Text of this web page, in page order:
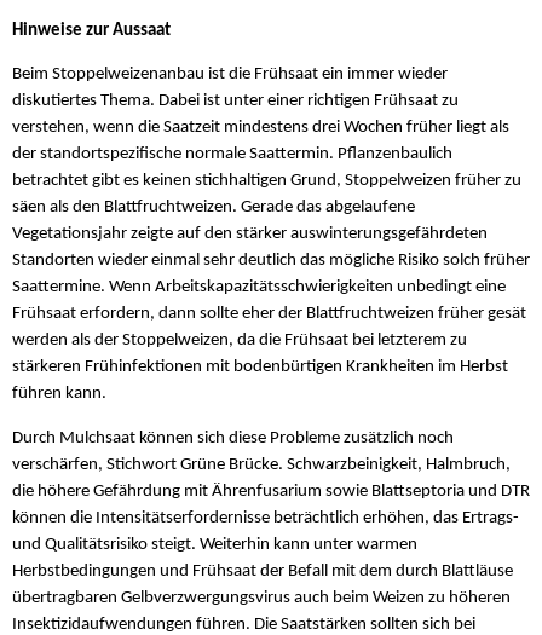
Hinweise zur Aussaat
Beim Stoppelweizenanbau ist die Frühsaat ein immer wieder
diskutiertes Thema. Dabei ist unter einer richtigen Frühsaat zu
verstehen, wenn die Saatzeit mindestens drei Wochen früher liegt als
der standortspezifische normale Saattermin. Pflanzenbaulich
betrachtet gibt es keinen stichhaltigen Grund, Stoppelweizen früher zu
säen als den Blattfruchtweizen. Gerade das abgelaufene
Vegetationsjahr zeigte auf den stärker auswinterungsgefährdeten
Standorten wieder einmal sehr deutlich das mögliche Risiko solch früher
Saattermine. Wenn Arbeitskapazitätsschwierigkeiten unbedingt eine
Frühsaat erfordern, dann sollte eher der Blattfruchtweizen früher gesät
werden als der Stoppelweizen, da die Frühsaat bei letzterem zu
stärkeren Frühinfektionen mit bodenbürtigen Krankheiten im Herbst
führen kann.
Durch Mulchsaat können sich diese Probleme zusätzlich noch
verschärfen, Stichwort Grüne Brücke. Schwarzbeinigkeit, Halmbruch,
die höhere Gefährdung mit Ährenfusarium sowie Blattseptoria und DTR
können die Intensitätserfordernisse beträchtlich erhöhen, das Ertrags-
und Qualitätsrisiko steigt. Weiterhin kann unter warmen
Herbstbedingungen und Frühsaat der Befall mit dem durch Blattläuse
übertragbaren Gelbverzwergungsvirus auch beim Weizen zu höheren
Insektizidaufwendungen führen. Die Saatstärken sollten sich bei